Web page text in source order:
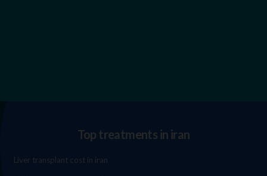
Top treatments in iran
Liver transplant cost in iran